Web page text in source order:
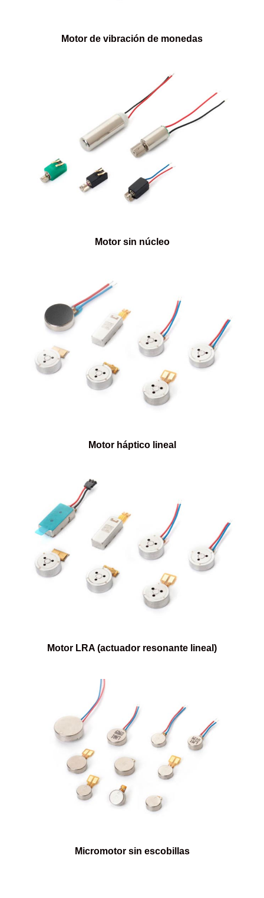
Motor de vibración de monedas
Motor sin núcleo
Motor háptico lineal
Motor LRA (actuador resonante lineal)
Micromotor sin escobillas